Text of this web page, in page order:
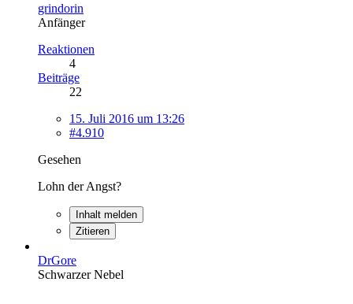
grindorin
Anfänger
Reaktionen
4
Beiträge
22
15. Juli 2016 um 13:26
#4.910
Gesehen
Lohn der Angst?
Inhalt melden
Zitieren
DrGore
Schwarzer Nebel